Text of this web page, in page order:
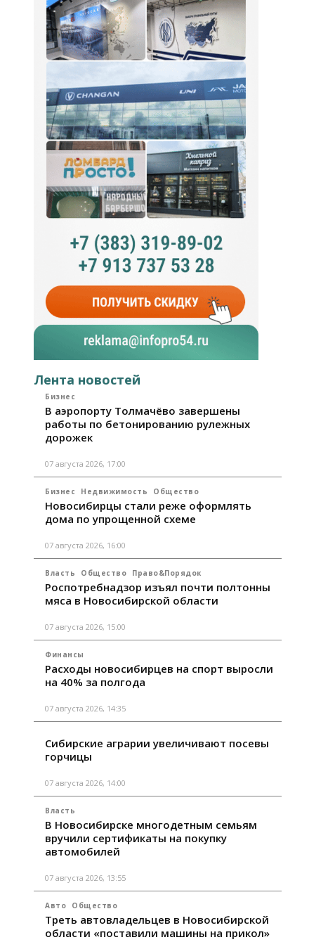
Лента новостей
Бизнес
В аэропорту Толмачёво завершены
работы по бетонированию рулежных
дорожек
07 августа 2026, 17:00
Бизнес Недвижимость Общество
Новосибирцы стали реже оформлять
дома по упрощенной схеме
07 августа 2026, 16:00
Власть Общество Право&Порядок
Роспотребнадзор изъял почти полтонны
мяса в Новосибирской области
07 августа 2026, 15:00
Финансы
Расходы новосибирцев на спорт выросли
на 40% за полгода
07 августа 2026, 14:35
Сибирские аграрии увеличивают посевы
горчицы
07 августа 2026, 14:00
Власть
В Новосибирске многодетным семьям
вручили сертификаты на покупку
автомобилей
07 августа 2026, 13:55
Авто Общество
Треть автовладельцев в Новосибирской
области «поставили машины на прикол»